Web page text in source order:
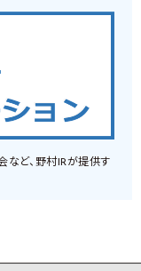
ど、野村IRが提供す